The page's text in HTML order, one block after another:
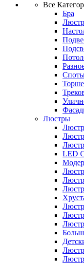
Все
Бра
Люстры
LED